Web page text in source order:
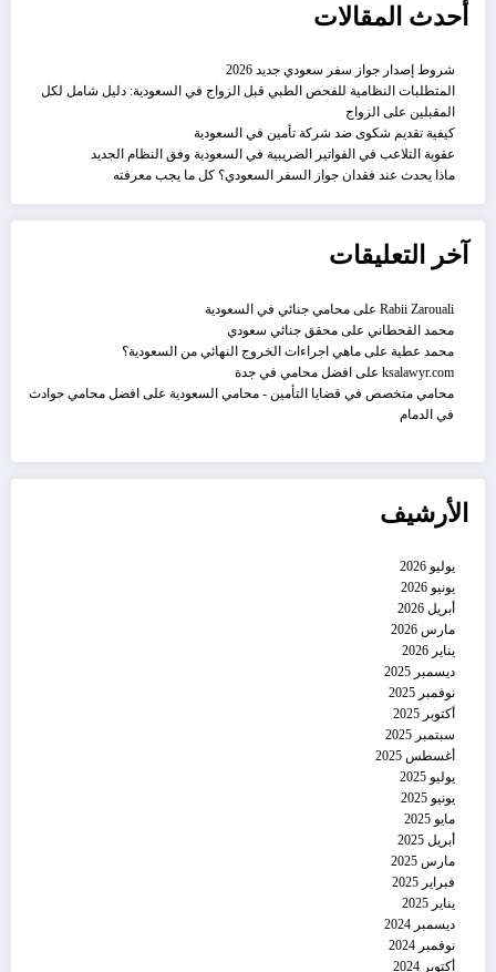
أحدث المقالات
شروط إصدار جواز سفر سعودي جديد 2026
المتطلبات النظامية للفحص الطبي قبل الزواج في السعودية: دليل شامل لكل
المقبلين على الزواج
كيفية تقديم شكوى ضد شركة تأمين في السعودية
عقوبة التلاعب في الفواتير الضريبية في السعودية وفق النظام الجديد
ماذا يحدث عند فقدان جواز السفر السعودي؟ كل ما يجب معرفته
آخر التعليقات
Rabii Zarouali علىمحامي جنائي في السعودية
محمد القحطاني علىمحقق جنائي سعودي
محمد عطية علىماهي اجراءات الخروج النهائي من السعودية؟
ksalawyr.com علىافضل محامي في جدة
محامي متخصص في قضايا التأمين - محامي السعودية علىافضل محامي حوادث
في الدمام
الأرشيف
يوليو 2026
يونيو 2026
أبريل 2026
مارس 2026
يناير 2026
ديسمبر 2025
نوفمبر 2025
أكتوبر 2025
سبتمبر 2025
أغسطس 2025
يوليو 2025
يونيو 2025
مايو 2025
أبريل 2025
مارس 2025
فبراير 2025
يناير 2025
ديسمبر 2024
نوفمبر 2024
أكتوبر 2024